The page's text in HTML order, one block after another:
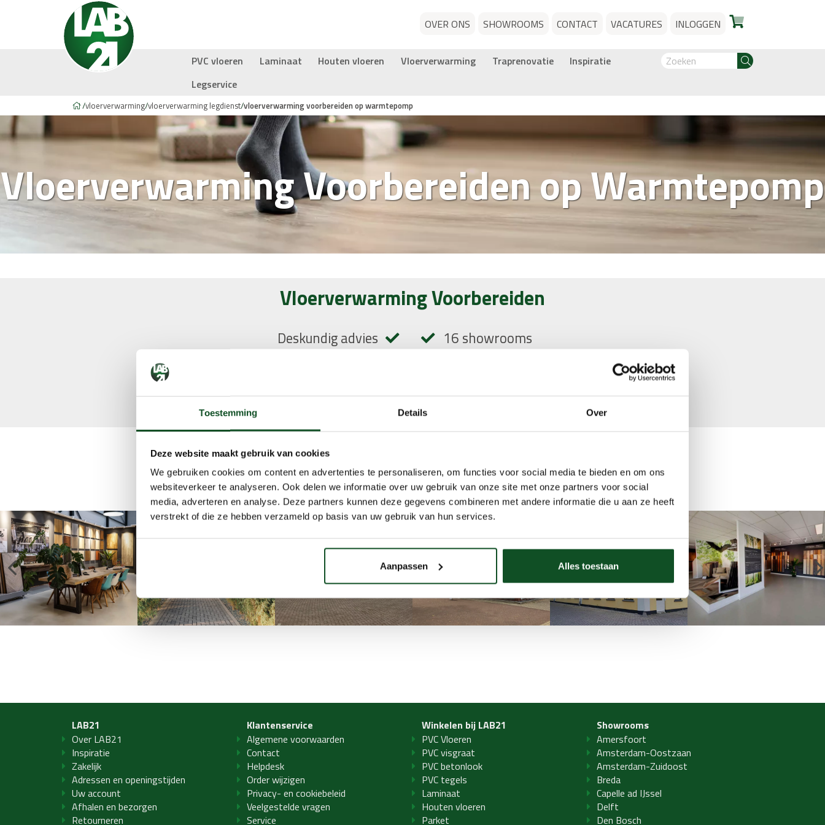
Toestemming Details Over
Deze website maakt gebruik van cookies
We gebruiken cookies om content en advertenties te personaliseren, om functies voor social media te bieden en om ons
websiteverkeer te analyseren. Ook delen we informatie over uw gebruik van onze site met onze partners voor social
media, adverteren en analyse. Deze partners kunnen deze gegevens combineren met andere informatie die u aan ze heeft
verstrekt of die ze hebben verzameld op basis van uw gebruik van hun services.
Aanpassen Alles toestaan
OVER ONS SHOWROOMS CONTACT VACATURES INLOGGEN
PVC vloeren Laminaat Houten vloeren Vloerverwarming Traprenovatie
Inspiratie
Legservice
/vloerverwarming/vloerverwarming legdienst/vloerverwarming voorbereiden op warmtepomp
Vloerverwarming Voorbereiden op Warmtepomp
Vloerverwarming Voorbereiden
Deskundig advies
Vloer- en vloerverwarmingsexpertise
16 showrooms
Betrouwbare partner voor garantie
50 jaar garantie op de verwarmingsbuis
Kom naar één van onze zestien showrooms!
LAB21
Over LAB21
Inspiratie
Zakelijk
Adressen en openingstijden
Uw account
Afhalen en bezorgen
Retourneren
Klantenservice
Algemene voorwaarden
Contact
Helpdesk
Order wijzigen
Privacy- en cookiebeleid
Veelgestelde vragen
Service
Winkelen bij LAB21
PVC Vloeren
PVC visgraat
PVC betonlook
PVC tegels
Laminaat
Houten vloeren
Parket
Showrooms
Amersfoort
Amsterdam-Oostzaan
Amsterdam-Zuidoost
Breda
Capelle ad IJssel
Delft
Den Bosch